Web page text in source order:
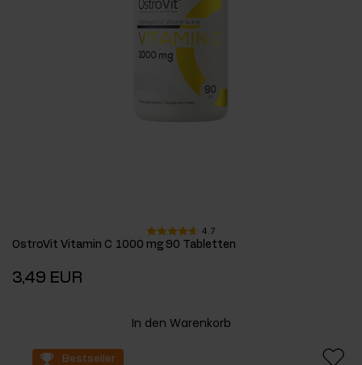
4.7
OstroVit Vitamin C 1000 mg 90 Tabletten
3,49 EUR
In den Warenkorb
Bestseller